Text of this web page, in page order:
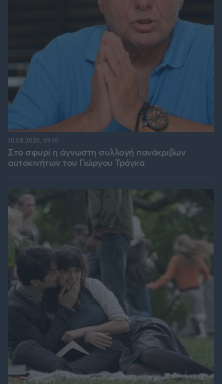
Στο σφυρί η άγνωστη συλλογή πανάκριβων
αυτοκινήτων του Γιώργου Τράγκα
10.08.2026, 09:10